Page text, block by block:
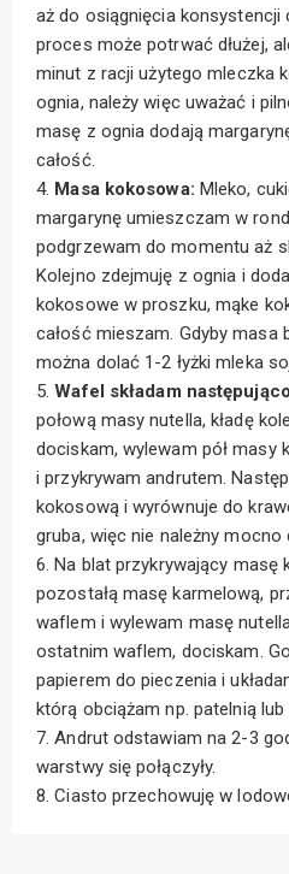
aż do osiągnięcia konsystencji
proces może potrwać dłużej,
minut z racji użytego mleczka
ognia, należy więc uważać i
masę z ognia dodają
całość.
4. Masa kokosowa: Mleko,
margarynę umieszczam w
podgrzewam do momentu aż
Kolejno zdejmuję z ognia i
kokosowe w proszku, mąke
całość mieszam. Gdyby masa
można dolać 1-2 łyżki mleka
5.Wafel składam
połową masy nutella, kładę
dociskam, wylewam pół masy
i przykrywam andrutem.
kokosową i wyrównuje do
gruba, więc nie należny
6. Na blat przykrywający masę
pozostałą masę karmelową,
waflem i wylewam masę
ostatnim waflem, dociskam.
papierem do pieczenia i
którą obciążam np. patelnią
7. Andrut odstawiam na 2-3
warstwy się połączyły.
8. Ciasto przechowuję w